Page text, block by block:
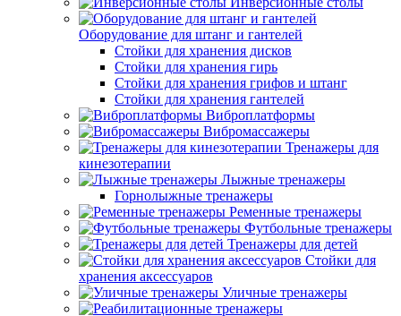
Оборудование для штанг и гантелей
Стойки для хранения дисков
Стойки для хранения гирь
Стойки для хранения грифов и штанг
Стойки для хранения гантелей
Виброплатформы
Вибромассажеры
Тренажеры для
кинезотерапии
Лыжные тренажеры
Горнолыжные тренажеры
Ременные тренажеры
Футбольные тренажеры
Тренажеры для детей
Стойки для
хранения аксессуаров
Уличные тренажеры